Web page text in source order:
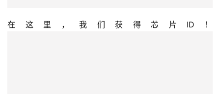
在这里，我们获得芯片ID！